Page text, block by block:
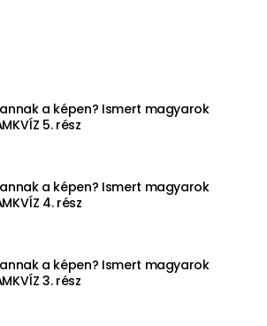
a képen? Ismert magyarok
5. rész
a képen? Ismert magyarok
4. rész
a képen? Ismert magyarok
3. rész